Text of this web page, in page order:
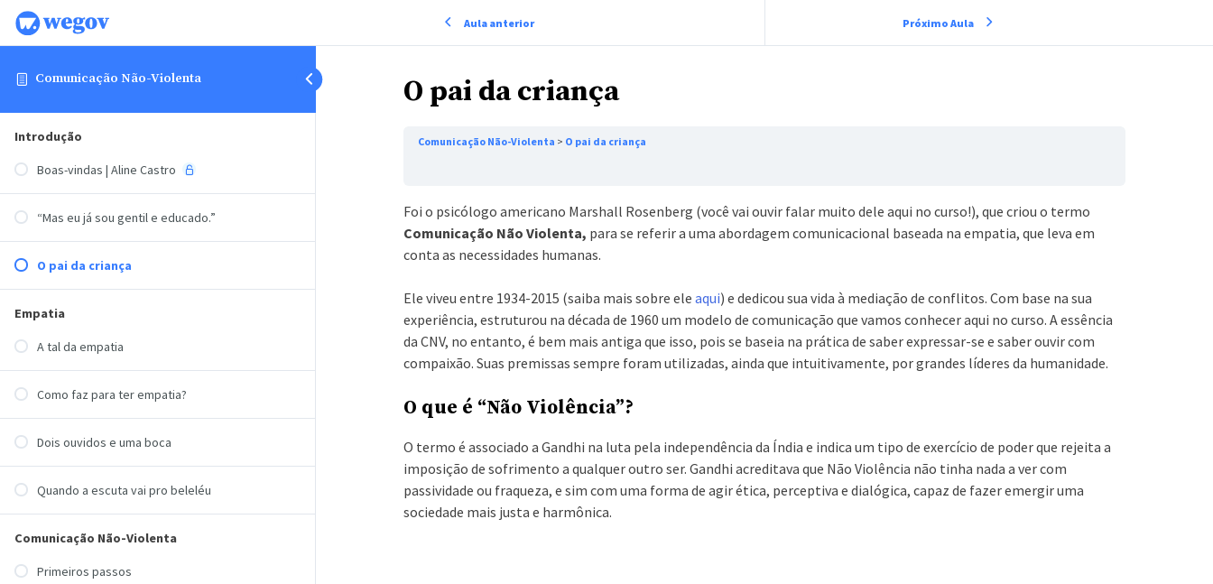
Comunicação Não-Violenta
Introdução
Boas-vindas | Aline Castro
“Mas eu já sou gentil e educado.”
O pai da criança
Empatia
A tal da empatia
Como faz para ter empatia?
Dois ouvidos e uma boca
Quando a escuta vai pro beleléu
Comunicação Não-Violenta
Primeiros passos
Aula anterior Próximo Aula
O pai da criança
Comunicação Não-Violenta O pai da criança
Foi o psicólogo americano Marshall Rosenberg (você vai ouvir falar muito dele aqui no curso!), que criou o termo
Comunicação Não Violenta, para se referir a uma abordagem comunicacional baseada na empatia, que leva em
conta as necessidades humanas.
Ele viveu entre 1934-2015 (saiba mais sobre ele aqui) e dedicou sua vida à mediação de conflitos. Com base na sua
experiência, estruturou na década de 1960 um modelo de comunicação que vamos conhecer aqui no curso. A essência
da CNV, no entanto, é bem mais antiga que isso, pois se baseia na prática de saber expressar-se e saber ouvir com
compaixão. Suas premissas sempre foram utilizadas, ainda que intuitivamente, por grandes líderes da humanidade.
O que é “Não Violência”?
O termo é associado a Gandhi na luta pela independência da Índia e indica um tipo de exercício de poder que rejeita a
imposição de sofrimento a qualquer outro ser. Gandhi acreditava que Não Violência não tinha nada a ver com
passividade ou fraqueza, e sim com uma forma de agir ética, perceptiva e dialógica, capaz de fazer emergir uma
sociedade mais justa e harmônica.